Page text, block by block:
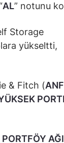
AL” notunu
Storage
yükseltti,
& Fitch (ANF